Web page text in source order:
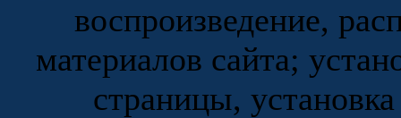
воспроизведение,
материалов сайта;
страницы,